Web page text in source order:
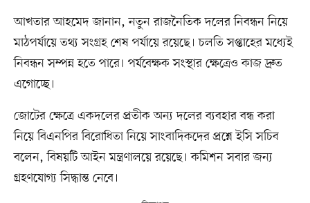
আখতার আহমেদ জানান, নতুন রাজনৈতিক দলের নিবন্ধন নিয়ে
মাঠপর্যায়ে তথ্য সংগ্রহ শেষ পর্যায়ে রয়েছে। চলতি সপ্তাহের মধ্যেই
নিবন্ধন সম্পন্ন হতে পারে। পর্যবেক্ষক সংস্থার ক্ষেত্রেও কাজ দ্রুত
এগোচ্ছে।
জোটের ক্ষেত্রে একদলের প্রতীক অন্য দলের ব্যবহার বন্ধ করা
নিয়ে বিএনপির বিরোধিতা নিয়ে সাংবাদিকদের প্রশ্নে ইসি সচিব
বলেন, বিষয়টি আইন মন্ত্রণালয়ে রয়েছে। কমিশন সবার জন্য
গ্রহণযোগ্য সিদ্ধান্ত নেবে।